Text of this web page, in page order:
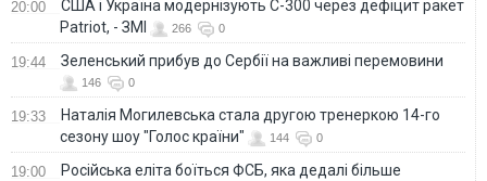
20:00
США і Україна модернізують С-300 через дефіцит ракет
Patriot, - ЗМІ
266 0
19:44 Зеленський прибув до Сербії на важливі перемовини
146 0
19:33
Наталія Могилевська стала другою тренеркою 14-го
сезону шоу "Голос країни"
144 0
19:00
Російська еліта боїться ФСБ, яка дедалі більше